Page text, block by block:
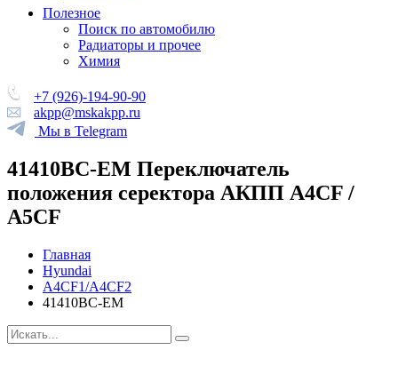
Полезное
Поиск по автомобилю
Радиаторы и прочее
Химия
+7 (926)-194-90-90
akpp@mskakpp.ru
Мы в Telegram
41410BC-EM Переключатель
положения серектора АКПП A4CF /
A5CF
Главная
Hyundai
A4CF1/A4CF2
41410BC-EM